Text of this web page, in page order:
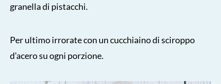
granella di pistacchi.
Per ultimo irrorate con un cucchiaino di sciroppo
d’acero su ogni porzione.